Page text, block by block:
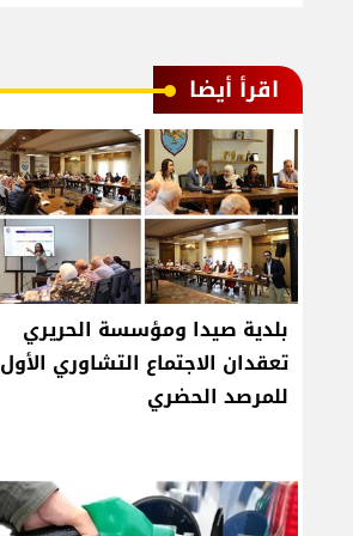
اقرأ أيضا
بلدية صيدا ومؤسسة الحريري
تعقدان الاجتماع التشاوري الأول
للمرصد الحضري